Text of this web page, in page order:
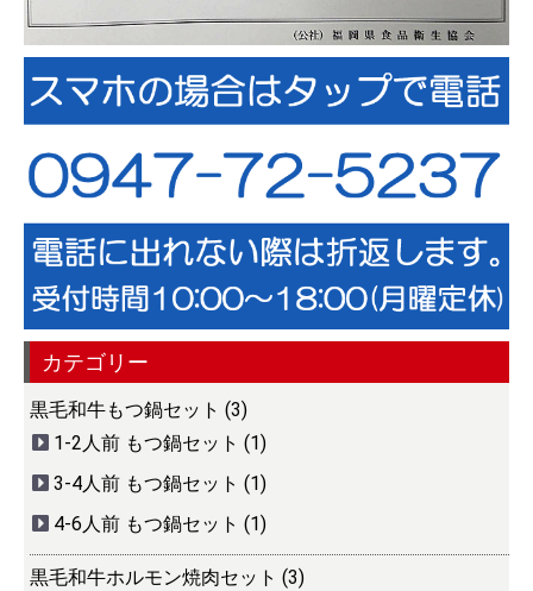
カテゴリー
黒毛和牛もつ鍋セット (3)
1-2人前 もつ鍋セット (1)
3-4人前 もつ鍋セット (1)
4-6人前 もつ鍋セット (1)
黒毛和牛ホルモン焼肉セット (3)